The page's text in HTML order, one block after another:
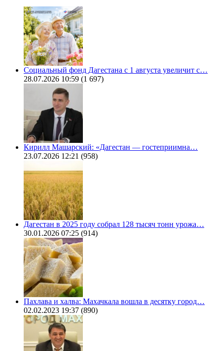
Социальный фонд Дагестана с 1 августа увеличит с…
28.07.2026 10:59 (1 697)
Кирилл Машарский: «Дагестан — гостеприимна…
23.07.2026 12:21 (958)
Дагестан в 2025 году собрал 128 тысяч тонн урожа…
30.01.2026 07:25 (914)
Пахлава и халва: Махачкала вошла в десятку город…
02.02.2023 19:37 (890)